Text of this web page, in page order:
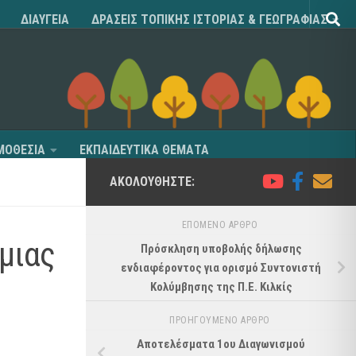
ΔΙΑΥΓΕΙΑ ΔΡΑΣΕΙΣ ΤΟΠΙΚΗΣ ΙΣΤΟΡΙΑΣ & ΓΕΩΓΡΑΦΙΑΣ
ΕΚΠΑΙΔΕΥΤΙΚΑ ΘΕΜΑΤΑ
ΑΚΟΛΟΥΘΉΣΤΕ:
ΕΠΌΜΕΝΟ ΆΡΘΡΟ
Πρόσκληση υποβολής δήλωσης
ενδιαφέροντος για ορισμό Συντονιστή
Κολύμβησης της Π.Ε. Κιλκίς
ΠΡΟΗΓΟΎΜΕΝΟ ΆΡΘΡΟ
Αποτελέσματα 1ου Διαγωνισμού